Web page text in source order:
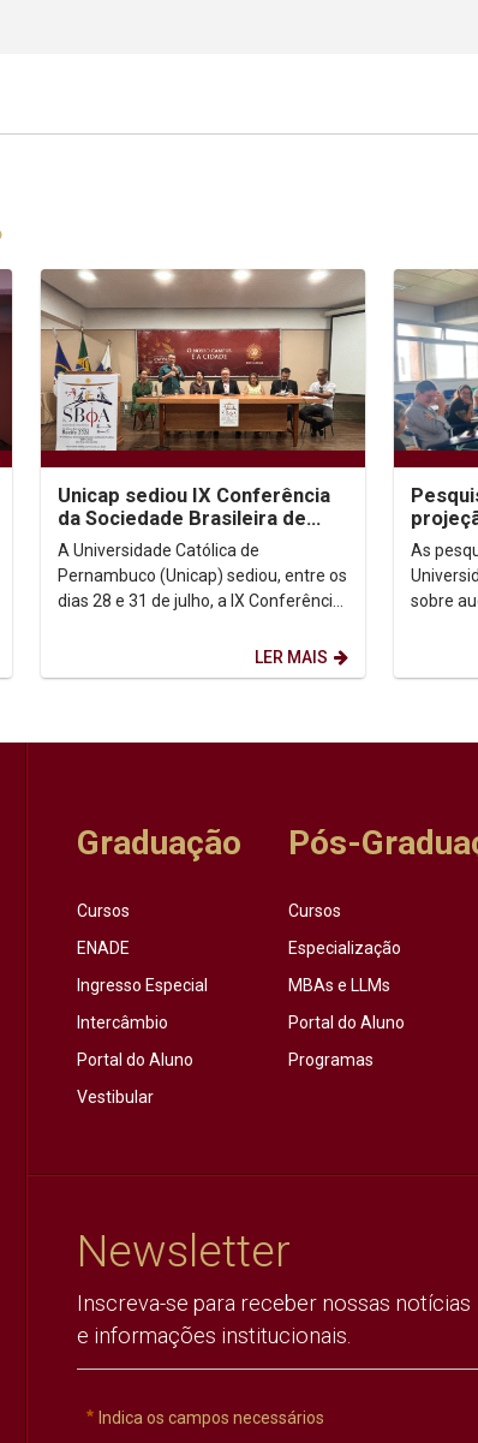
Unicap sediou IX Conferência
da Sociedade Brasileira de
Filosofia Analítica
A Universidade Católica de
Pernambuco (Unicap) sediou, entre os
dias 28 e 31 de julho, a IX Conferência
LER MAIS
México
As
sobre
Graduação
Cursos
ENADE
Ingresso Especial
Intercâmbio
Portal do Aluno
Vestibular
Pós-
Cursos
Especialização
MBAs e LLMs
Portal do Aluno
Programas
Newsletter
Inscreva-se para receber nossas notícias
e informações institucionais.
Indica os campos necessários